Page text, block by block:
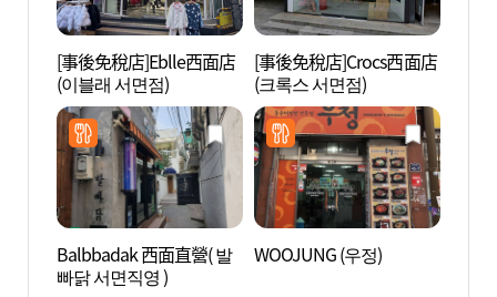
[事後免稅店]Eblle西面店
(이블래 서면점)
[事後免稅店]Crocs西面店
(크록스 서면점)
Balbbadak 西面直營( 발
빠닭 서면직영 )
WOOJUNG (우정)